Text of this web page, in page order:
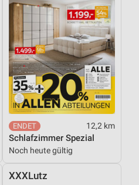
12,2 km
Schlafzimmer Spezial
Noch heute gültig
XXXLutz